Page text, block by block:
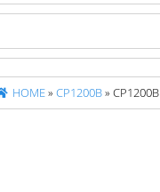
HOME» CP1200B» CP1200B